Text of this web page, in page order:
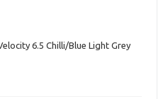
6.5 Chilli/Blue Light Grey